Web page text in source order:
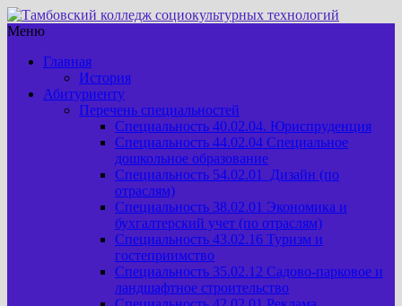
Меню
Главная
История
Абитуриенту
Перечень специальностей
Специальность 40.02.04. Юриспруденция
Специальность 44.02.04 Специальное
дошкольное образование
Специальность 54.02.01 Дизайн (по
отраслям)
Специальность 38.02.01 Экономика и
бухгалтерский учет (по отраслям)
Специальность 43.02.16 Туризм и
гостеприимство
Специальность 35.02.12 Садово-парковое и
ландшафтное строительство